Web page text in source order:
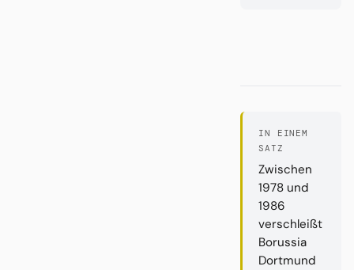
IN EINEM
SATZ
Zwischen
1978 und
1986
verschleißt
Borussia
Dortmund